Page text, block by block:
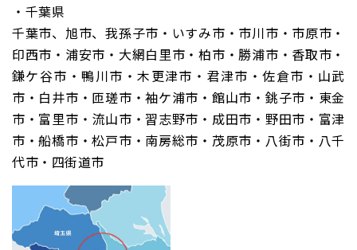
・千葉県
千葉市、旭市、我孫子市・いすみ市・市川市・市原市・
印西市・浦安市・大網白里市・柏市・勝浦市・香取市・
鎌ケ谷市・鴨川市・木更津市・君津市・佐倉市・山武
市・白井市・匝瑳市・袖ケ浦市・館山市・銚子市・東金
市・富里市・流山市・習志野市・成田市・野田市・富津
市・船橋市・松戸市・南房総市・茂原市・八街市・八千
代市・四街道市